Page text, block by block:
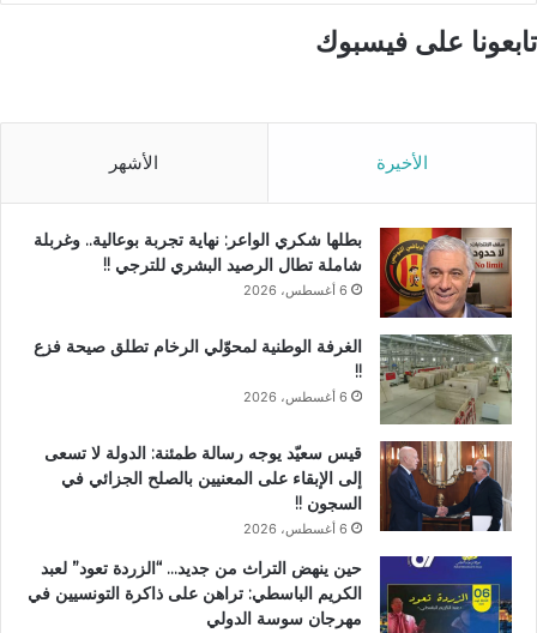
تابعونا على فيسبوك
الأخيرة الأشهر
بطلها شكري الواعر: نهاية تجربة بوعالية.. وغربلة
شاملة تطال الرصيد البشري للترجي !!
6 أغسطس، 2026
الغرفة الوطنية لمحوّلي الرخام تطلق صيحة فزع
!!
6 أغسطس، 2026
قيس سعيّد يوجه رسالة طمئنة: الدولة لا تسعى
إلى الإبقاء على المعنيين بالصلح الجزائي في
السجون !!
6 أغسطس، 2026
حين ينهض التراث من جديد… “الزردة تعود” لعبد
الكريم الباسطي: تراهن على ذاكرة التونسيين في
مهرجان سوسة الدولي